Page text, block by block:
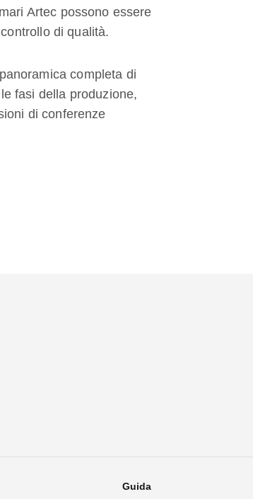
Artec possono essere
di qualità.
completa di
fasi della produzione,
di conferenze
Guida